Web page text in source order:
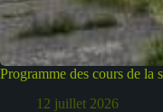
Programme des cours de la
12 juillet 2026